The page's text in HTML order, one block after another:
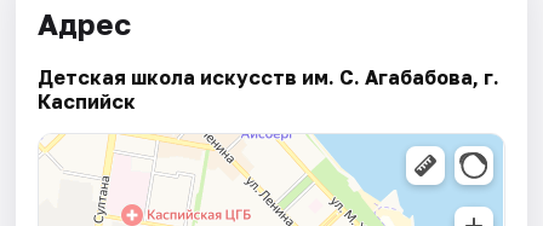
Адрес
Детская школа искусств им. С. Агабабова, г.
Каспийск